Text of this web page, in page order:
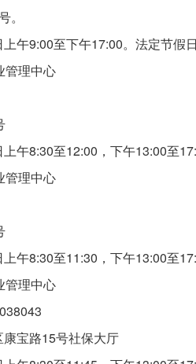
午9:00至下午17:00。法定节假
管理中心
午8:30至12:00，下午13:00至
管理中心
午8:30至11:30，下午13:00至
管理中心
宝路15号社保大厅